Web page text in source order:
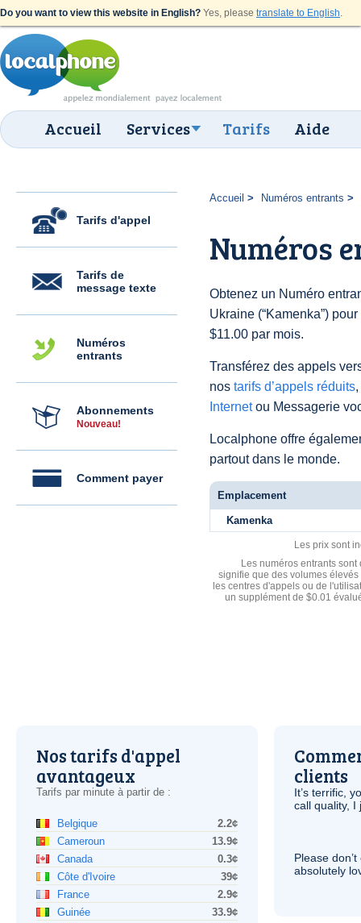
Do you want to view this website in English? Yes, please translate to English.
Accueil Services Tarifs Aide
Tarifs d'appel
Tarifs de
message texte
Numéros
entrants
Abonnements
Nouveau!
Comment payer
Accueil Numéros entrants
Numéros
Obtenez un Numéro
Ukraine (“Kamenka”)
$11.00 par mois.
Transférez des appels
nos tarifs d’appels réduits
Internetou Messagerie
Localphone offre
partout dans le monde.
Emplacement
Kamenka
Les prix sont
Les numéros entrants
signifie que des volumes
les centres d'appels ou de
un supplément de $0.01
Nos tarifs d'appel
avantageux
Tarifs par minute à partir de :
Belgique
2.2¢
Cameroun
13.9¢
Canada
0.3¢
Côte d'Ivoire
39¢
France
2.9¢
Guinée
33.9¢
clients
It’s terrific,
call quality, I
Please
absolutely